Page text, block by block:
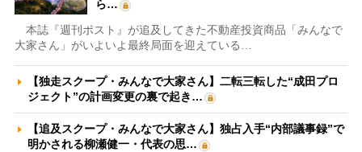
ら…
本誌『週刊ポスト』が追及してきた不動産投資商品「みんなで
大家さん」がいよいよ最終局面を迎えている…
【独走スクープ・みんなで大家さん】二転三転した“成田プロ
ジェクト”の計画変更の裏で起き…
【追及スクープ・みんなで大家さん】独占入手“内部議事録”で
明かされる柳瀬健一・代表の思…